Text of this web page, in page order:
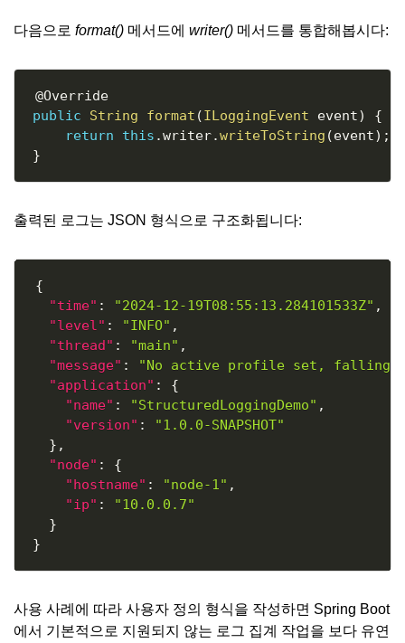
다음으로 format() 메서드에 writer() 메서드를 통합해봅시다:
@Override
public
String format (ILoggingEvent event)
{
return
this .writer.writeToString (event) ;
}
출력된 로그는 JSON 형식으로 구조화됩니다:
{
"time" : "2024-12-19T08:55:13.284101533Z" ,
"level" : "INFO" ,
"thread" : "main" ,
"message" :
"No active profile set, falling
"application" :
{
"name" : "StructuredLoggingDemo" ,
"version" :
"1.0.0-SNAPSHOT"
} ,
"node" :
{
"hostname" : "node-1" ,
"ip" :
"10.0.0.7"
}
}
사용 사례에 따라 사용자 정의 형식을 작성하면 Spring Boot
에서 기본적으로 지원되지 않는 로그 집계 작업을 보다 유연